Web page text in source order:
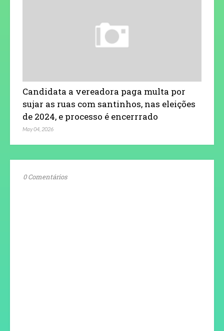
Candidata a vereadora paga multa por
sujar as ruas com santinhos, nas eleições
de 2024, e processo é encerrrado
May 04, 2026
0 Comentários